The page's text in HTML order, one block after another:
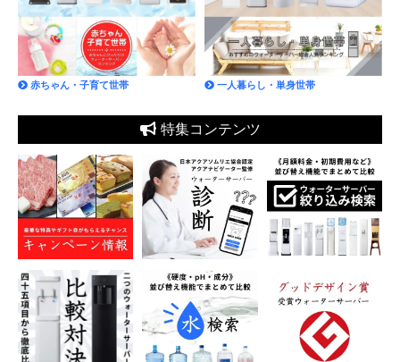
赤ちゃん・子育て世帯 一人暮らし・単身世帯
特集コンテンツ